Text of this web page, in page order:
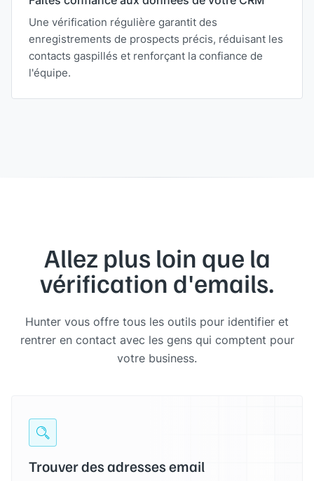
Une vérification régulière garantit des
enregistrements de prospects précis, réduisant les
contacts gaspillés et renforçant la confiance de
l'équipe.
Allez plus loin que la
vérification d'emails.
Hunter vous offre tous les outils pour identifier et
rentrer en contact avec les gens qui comptent pour
votre business.
Trouver des adresses email